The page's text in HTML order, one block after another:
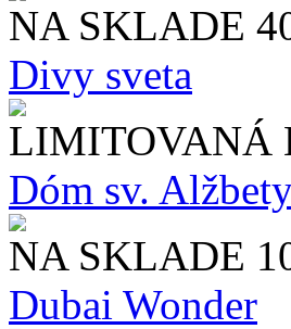
NA SKLADE
Divy sveta
LIMITOVANÁ
Dóm sv.
NA SKLADE
Dubai Wonder